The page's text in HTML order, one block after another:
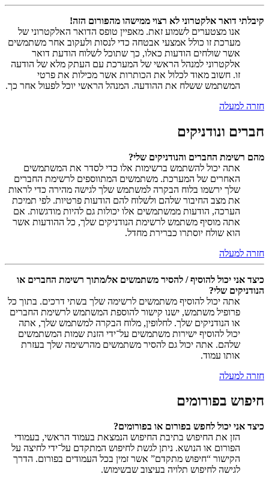
קיבלתי דואר אלקטרוני לא רצוי ממישהו מהפורום הזה!
אנו מצטערים לשמוע זאת. מאפיין טופס הדואר האלקטרוני של
מערכת זו כולל אמצעי אבטחה כדי לנסות ולעקוב אחר משתמשים
אשר שולחים הודעות כאלו, כך שתוכל לשלוח הודעת דואר
אלקטרוני למנהל הראשי של המערכת עם העתק מלא של הודעה
זו. חשוב מאוד לכלול את הכותרות אשר מכילות את פרטי
המשתמש ששלח את ההודעה. המנהל הראשי יוכל לפעול אחר כך.
חזרה למעלה
חברים ונודניקים
מהם רשימת החברים והנודניקים שלי?
אתה יכול להשתמש ברשימות אלו כדי לסדר את המשתמשים
האחרים של המערכת. משתמשים המתווספים לרשימת החברים
שלך ירשמו בלוח הבקרה למשתמש שלך לגישה מהירה כדי לראות
את מצב החיבור שלהם ולשלוח להם הודעות פרטיות. לפי תמיכת
הערכה, הודעות ממשתמשים אלו יכולות גם להיות מודגשות. אם
אתה מוסיף משתמש לרשימת הנודניקים שלך, כל ההודעות אשר
הוא שולח יוסתרו כברירת מחדל.
חזרה למעלה
כיצד אני יכול להוסיף / להסיר משתמשים אל/מתוך רשימת החברים או
הנודניקים שלי?
אתה יכול להוסיף משתמשים לרשימה שלך בשתי דרכים. בתוך כל
פרופיל משתמש, ישנו קישור להוספת המשתמש לרשימת החברים
או הנודניקים שלך. לחלופין, מלוח הבקרה למשתמש שלך, אתה
יכול להוסיף ישירות משתמשים על־ידי הזנת שמות המשתמשים
שלהם. אתה יכול גם להסיר משתמשים מהרשימה שלך בעזרת
אותו עמוד.
חזרה למעלה
חיפוש בפורומים
כיצד אני יכול לחפש בפורום או בפורומים?
הזן את החיפוש בתיבת החיפוש הנמצאת בעמוד הראשי, בעמודי
הפורום או הנושא. ניתן לגשת לחיפוש המתקדם על־ידי לחיצה על
הקישור “חיפוש מתקדם” אשר זמין בכל העמודים בפורום. הדרך
לגישה לחיפוש תלויה בעיצוב שבשימוש.